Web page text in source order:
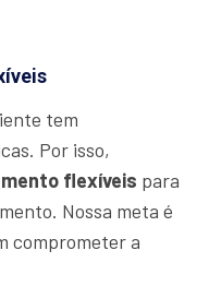
tem
Por isso,
flexíveis para
Nossa meta é
comprometer a